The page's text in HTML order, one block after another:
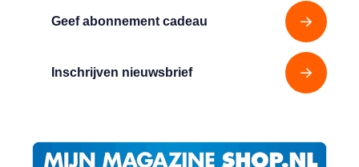
Geef abonnement cadeau
Inschrijven nieuwsbrief